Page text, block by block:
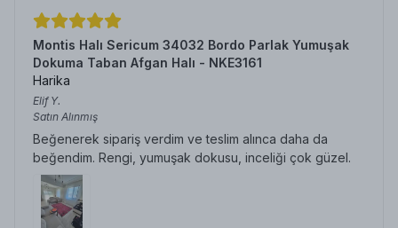
Montis Halı Sericum 34032 Bordo Parlak Yumuşak
Dokuma Taban Afgan Halı - NKE3161
Harika
Elif Y.
Satın Alınmış
Beğenerek sipariş verdim ve teslim alınca daha da
beğendim. Rengi, yumuşak dokusu, inceliği çok güzel.